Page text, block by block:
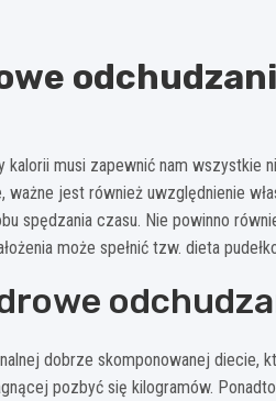
musi zapewnić nam wszystkie
ważne jest również uwzględnienie
spędzania czasu. Nie powinno
może spełnić tzw. dieta
dobrze skomponowanej diecie,
pozbyć się kilogramów.